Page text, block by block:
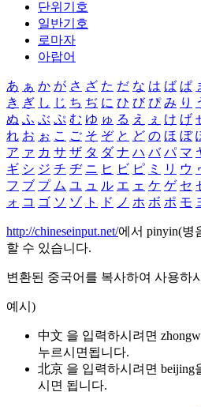
단위기호
일반기호
로마자
아랍어
あ ぁ か が さ ざ た だ な は ば ぱ
き ぎ し じ ち ぢ に ひ び ぴ み り
ぬ ふ ぶ ぷ む ゆ ゅ る え ぇ け げ
れ お ぉ こ ご そ ぞ と ど の ほ ぼ
ア ァ カ サ ザ タ ダ ナ ハ バ パ マ
ギ シ ジ チ ヂ ニ ヒ ビ ピ ミ リ ウ
フ ブ プ ム ユ ュ ル エ ェ ケ ゲ セ
ォ コ ゴ ソ ゾ ト ド ノ ホ ボ ポ モ
http://chineseinput.net/에서 pinyin(병
할 수 있습니다.
변환된 중국어를 복사하여 사용하
예시)
中文 을 입력하시려면
누르시면됩니다.
北京 을 입력하시려면 beijing
시면 됩니다.